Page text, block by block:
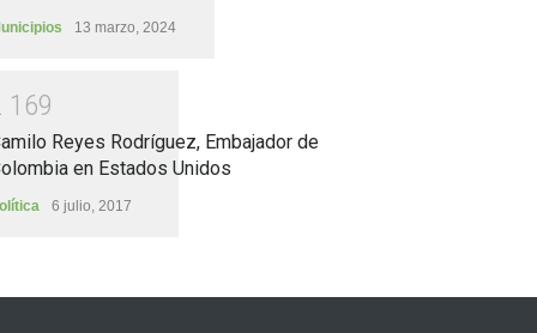
13 marzo, 2024
1 69
Reyes Rodríguez, Embajador de
en Estados Unidos
6 julio, 2017